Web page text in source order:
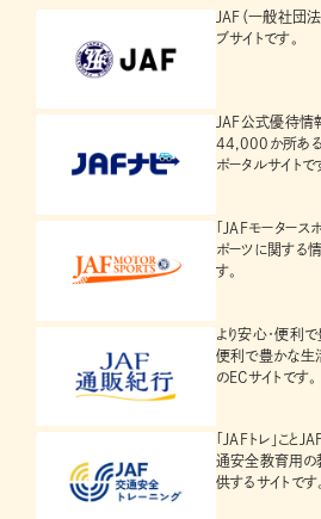
JAF（一般社団
ブサイトです。
JAF公式優待情
44,000か所あ
ポータルサイトで
「JAFモーター
ポーツに関する
す。
より安心・便利で
便利で豊かな生
のECサイトです。
「JAFトレ」こと
通安全教育用の
供するサイトです。